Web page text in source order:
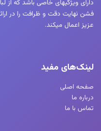
دارای ویژگیهای خاصی باشد که
فشن نهایت دقت و ظرافت را در
عزیز اعمال میکند.
لینک‌های مفید
صفحه اصلی
درباره ما
تماس با ما